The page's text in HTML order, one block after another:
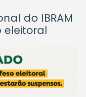
do IBRAM
eleitoral